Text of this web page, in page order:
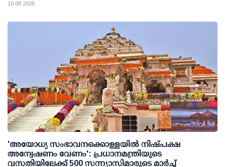
10 08 2026
'അയോധ്യ സംഭാവനക്കൊള്ളയില്‍ നിഷ്പക്ഷ
അന്വേഷണം വേണം': പ്രധാനമന്ത്രിയുടെ
വസതിയിലേക്ക് 500 സന്ന്യാസിമാരുടെ മാര്‍ച്ച്